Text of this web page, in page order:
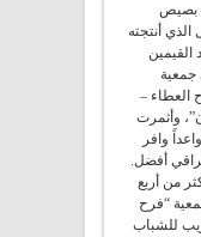
بصيص
الذي أنتجته
القيمين
جمعية
العطاء –
وأثمرت
وافر
أفضل.
من أربع
“فرح
للشباب